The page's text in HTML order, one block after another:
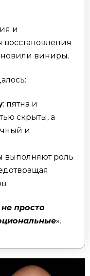
и
виниры.
: пятна и
скрыты, а
и
выполняют роль
просто
».